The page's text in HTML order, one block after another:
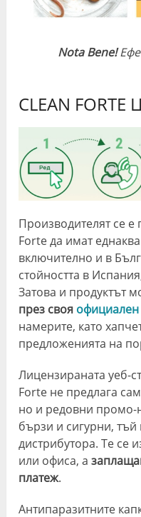
Nota Bene!
CLEAN
Производителят се е
Forte да имат
включително и в
стойността в
Затова и продуктът
през своя официален
намерите, като
предложенията на
Лицензираната уеб-
Forte не предлага
но и редовни промо-
бързи и сигурни,
дистрибутора. Те се
или офиса, а
платеж.
Антипаразитните